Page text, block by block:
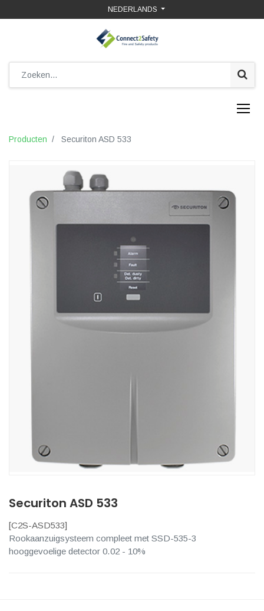
NEDERLANDS
Producten Securiton ASD 533
Securiton ASD 533
[C2S-ASD533]
Rookaanzuigsysteem compleet met SSD-535-3
hooggevoelige detector 0.02 - 10%